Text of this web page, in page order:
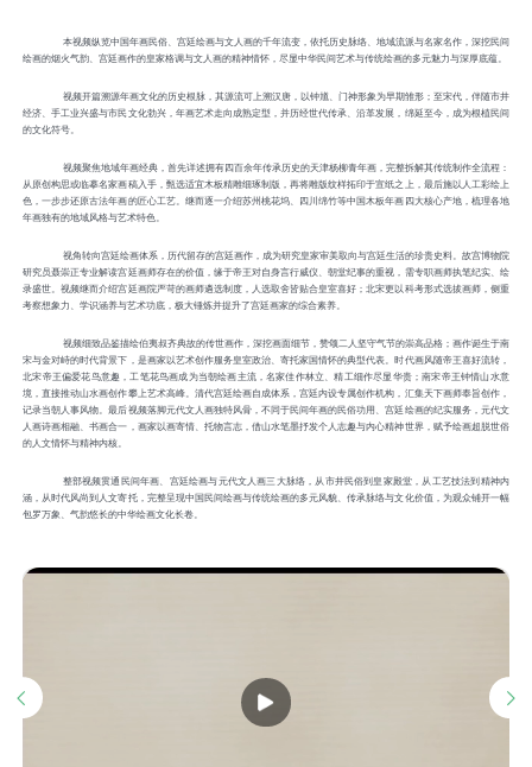
本视频纵览中国年画民俗、宫廷绘画与文人画的千年流变，依托历史脉络、地域流派与名家名作，深挖民间
绘画的烟火气韵、宫廷画作的皇家格调与文人画的精神情怀，尽显中华民间艺术与传统绘画的多元魅力与深厚底蕴。
视频开篇溯源年画文化的历史根脉，其源流可上溯汉唐，以钟馗、门神形象为早期雏形；至宋代，伴随市井
经济、手工业兴盛与市民文化勃兴，年画艺术走向成熟定型，并历经世代传承、沿革发展，绵延至今，成为根植民间
的文化符号。
视频聚焦地域年画经典，首先详述拥有四百余年传承历史的天津杨柳青年画，完整拆解其传统制作全流程：
从原创构思或临摹名家画稿入手，甄选适宜木板精雕细琢制版，再将雕版纹样拓印于宣纸之上，最后施以人工彩绘上
色，一步步还原古法年画的匠心工艺。继而逐一介绍苏州桃花坞、四川绵竹等中国木板年画四大核心产地，梳理各地
年画独有的地域风格与艺术特色。
视角转向宫廷绘画体系，历代留存的宫廷画作，成为研究皇家审美取向与宫廷生活的珍贵史料。故宫博物院
研究员聂崇正专业解读宫廷画师存在的价值，缘于帝王对自身言行威仪、朝堂纪事的重视，需专职画师执笔纪实、绘
录盛世。视频继而介绍宫廷画院严苛的画师遴选制度，人选取舍皆贴合皇室喜好；北宋更以科考形式选拔画师，侧重
考察想象力、学识涵养与艺术功底，极大锤炼并提升了宫廷画家的综合素养。
视频细致品鉴描绘伯夷叔齐典故的传世画作，深挖画面细节，赞颂二人坚守气节的崇高品格；画作诞生于南
宋与金对峙的时代背景下，是画家以艺术创作服务皇室政治、寄托家国情怀的典型代表。时代画风随帝王喜好流转，
北宋帝王偏爱花鸟意趣，工笔花鸟画成为当朝绘画主流，名家佳作林立、精工细作尽显华贵；南宋帝王钟情山水意
境，直接推动山水画创作攀上艺术高峰。清代宫廷绘画自成体系，宫廷内设专属创作机构，汇集天下画师奉旨创作，
记录当朝人事风物。最后视频落脚元代文人画独特风骨，不同于民间年画的民俗功用、宫廷绘画的纪实服务，元代文
人画诗画相融、书画合一，画家以画寄情、托物言志，借山水笔墨抒发个人志趣与内心精神世界，赋予绘画超脱世俗
的人文情怀与精神内核。
整部视频贯通民间年画、宫廷绘画与元代文人画三大脉络，从市井民俗到皇家殿堂，从工艺技法到精神内
涵，从时代风尚到人文寄托，完整呈现中国民间绘画与传统绘画的多元风貌、传承脉络与文化价值，为观众铺开一幅
包罗万象、气韵悠长的中华绘画文化长卷。